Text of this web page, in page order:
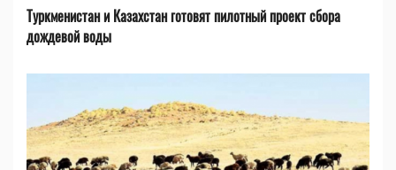
Туркменистан и Казахстан готовят пилотный проект сбора
дождевой воды